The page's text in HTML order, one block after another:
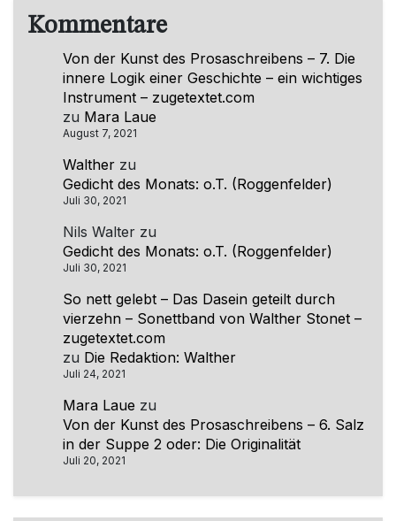
Kommentare
Von der Kunst des Prosaschreibens – 7. Die
innere Logik einer Geschichte – ein wichtiges
Instrument – zugetextet.com
zu Mara Laue
August 7, 2021
Walther zu
Gedicht des Monats: o.T. (Roggenfelder)
Juli 30, 2021
Nils Walter zu
Gedicht des Monats: o.T. (Roggenfelder)
Juli 30, 2021
So nett gelebt – Das Dasein geteilt durch
vierzehn – Sonettband von Walther Stonet –
zugetextet.com
zu Die Redaktion: Walther
Juli 24, 2021
Mara Laue zu
Von der Kunst des Prosaschreibens – 6. Salz
in der Suppe 2 oder: Die Originalität
Juli 20, 2021